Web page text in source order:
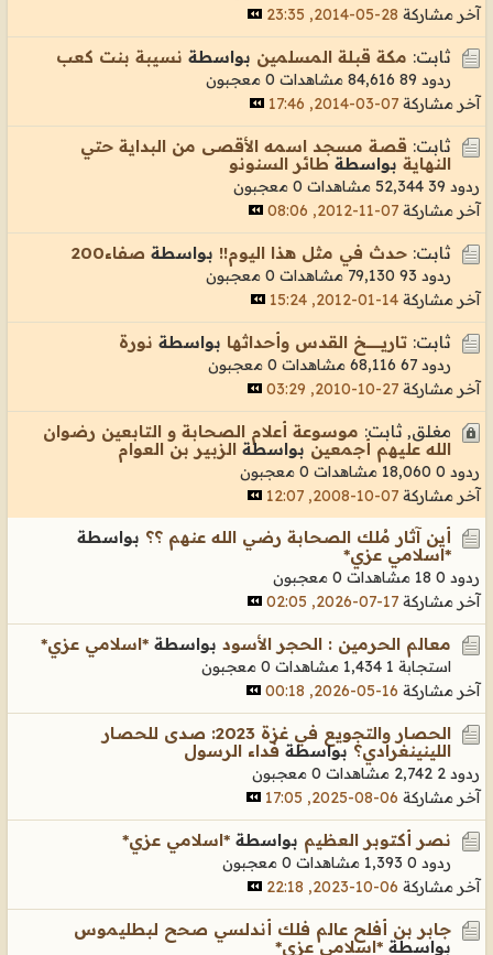
آخر مشاركة 28-05-2014, 23:35
ثابت: مكة قبـلة المسلمين بواسطة نسيبة بنت كعب
ردود 89 84,616 مشاهدات
0 معجبون
آخر مشاركة 07-03-2014, 17:46
ثابت: قصة مسجد اسمه الأقصى من البداية حتي
النهاية بواسطة طائر السنونو
ردود 39 52,344 مشاهدات
0 معجبون
آخر مشاركة 07-11-2012, 08:06
ثابت: حدث في مثل هذا اليوم!! بواسطة صفاء200
ردود 93 79,130 مشاهدات
0 معجبون
آخر مشاركة 14-01-2012, 15:24
ثابت: تاريـــــــــــــخ القدس وأحداثها بواسطة نورة
ردود 67 68,116 مشاهدات
0 معجبون
آخر مشاركة 27-10-2010, 03:29
مغلق, ثابت: موسوعة أعلام الصحابة و التابعين رضوان
الله عليهم أجمعين بواسطة الزبير بن العوام
ردود 0 18,060 مشاهدات
0 معجبون
آخر مشاركة 07-10-2008, 12:07
أين آثار مُلك الصحابة رضي الله عنهم ؟؟ بواسطة
*اسلامي عزي*
ردود 0 18 مشاهدات
0 معجبون
آخر مشاركة 17-07-2026, 02:05
معالم الحرمين : الحجر الأسود بواسطة *اسلامي عزي*
استجابة 1 1,434 مشاهدات
0 معجبون
آخر مشاركة 16-05-2026, 00:18
الحصار والتجويع في غزة 2023: صدى للحصار
اللينينغرادي؟ بواسطة فداء الرسول
ردود 2 2,742 مشاهدات
0 معجبون
آخر مشاركة 06-08-2025, 17:05
نصر أكتوبر العظيم بواسطة *اسلامي عزي*
ردود 0 1,393 مشاهدات
0 معجبون
آخر مشاركة 06-10-2023, 22:18
جابر بن أفلح عالم فلك أندلسي صحح لبطليموس
بواسطة *اسلامي عزي*